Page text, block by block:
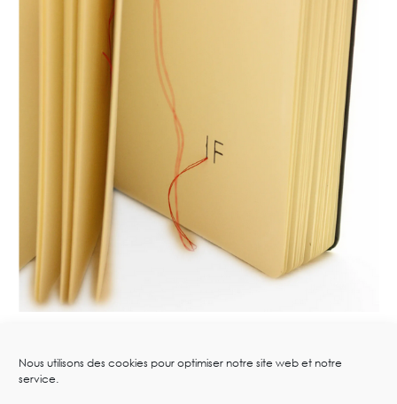
Nous utilisons des cookies pour optimiser notre site web et notre
service.